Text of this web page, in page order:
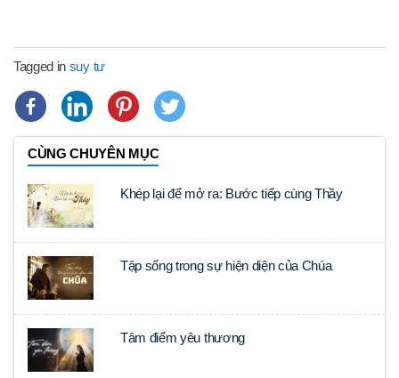
Tagged in suy tư
CÙNG CHUYÊN MỤC
Khép lại để mở ra: Bước tiếp cùng Thầy
Tập sống trong sự hiện diện của Chúa
Tâm điểm yêu thương